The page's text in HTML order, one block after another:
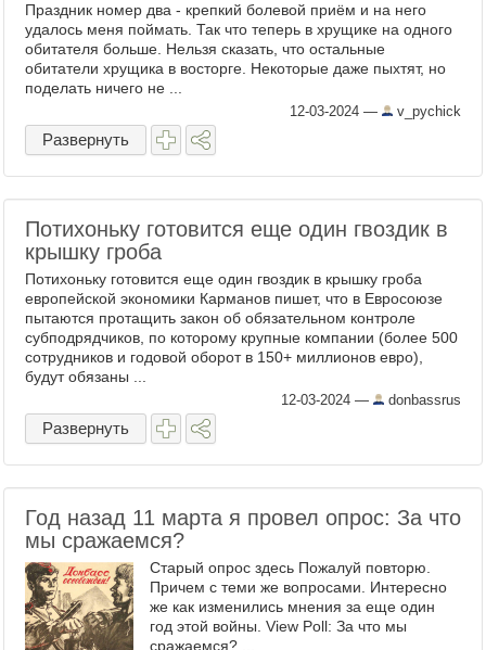
Праздник номер два - крепкий болевой приём и на него
удалось меня поймать. Так что теперь в хрущике на одного
обитателя больше. Нельзя сказать, что остальные
обитатели хрущика в восторге. Некоторые даже пыхтят, но
поделать ничего не ...
12-03-2024 — v_pychick
Развернуть
Потихоньку готовится еще один гвоздик в
крышку гроба
Потихоньку готовится еще один гвоздик в крышку гроба
европейской экономики Карманов пишет, что в Евросоюзе
пытаются протащить закон об обязательном контроле
субподрядчиков, по которому крупные компании (более 500
сотрудников и годовой оборот в 150+ миллионов евро),
будут обязаны ...
12-03-2024 — donbassrus
Развернуть
Год назад 11 марта я провел опрос: За что
мы сражаемся?
Старый опрос здесь Пожалуй повторю.
Причем с теми же вопросами. Интересно
же как изменились мнения за еще один
год этой войны. View Poll: За что мы
сражаемся? ...